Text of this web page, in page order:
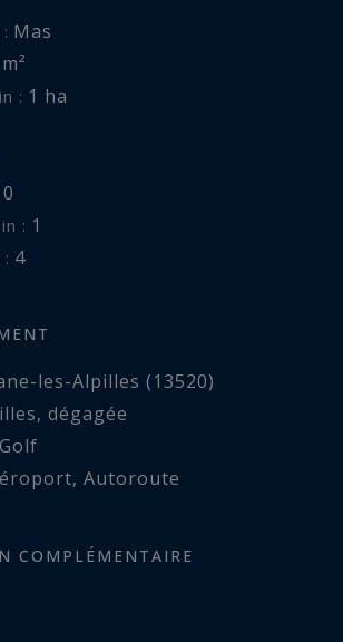
Ménage de 3h par semaine
Professeur de Natation, de
Excursions, Transferts… Nous
sur mesure.
à 2 Kms
à 6 Kms
spécialiste de la location de
Mas
: 1 ha
: 1
4
les-Alpilles (13520)
, dégagée
Golf
, Autoroute
COMPLÉMENTAIRE